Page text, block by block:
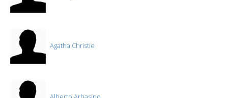
Agatha Christie